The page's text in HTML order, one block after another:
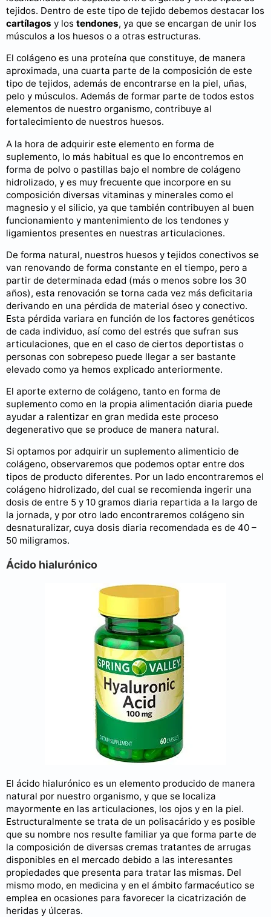
tejidos. Dentro de este tipo de tejido debemos destacar los
cartílagos y los tendones, ya que se encargan de unir los
músculos a los huesos o a otras estructuras.
El colágeno es una proteína que constituye, de manera
aproximada, una cuarta parte de la composición de este
tipo de tejidos, además de encontrarse en la piel, uñas,
pelo y músculos. Además de formar parte de todos estos
elementos de nuestro organismo, contribuye al
fortalecimiento de nuestros huesos.
A la hora de adquirir este elemento en forma de
suplemento, lo más habitual es que lo encontremos en
forma de polvo o pastillas bajo el nombre de colágeno
hidrolizado, y es muy frecuente que incorpore en su
composición diversas vitaminas y minerales como el
magnesio y el silicio, ya que también contribuyen al buen
funcionamiento y mantenimiento de los tendones y
ligamientos presentes en nuestras articulaciones.
De forma natural, nuestros huesos y tejidos conectivos se
van renovando de forma constante en el tiempo, pero a
partir de determinada edad (más o menos sobre los 30
años), esta renovación se torna cada vez más deficitaria
derivando en una pérdida de material óseo y conectivo.
Esta pérdida variara en función de los factores genéticos
de cada individuo, así como del estrés que sufran sus
articulaciones, que en el caso de ciertos deportistas o
personas con sobrepeso puede llegar a ser bastante
elevado como ya hemos explicado anteriormente.
El aporte externo de colágeno, tanto en forma de
suplemento como en la propia alimentación diaria puede
ayudar a ralentizar en gran medida este proceso
degenerativo que se produce de manera natural.
Si optamos por adquirir un suplemento alimenticio de
colágeno, observaremos que podemos optar entre dos
tipos de producto diferentes. Por un lado encontraremos el
colágeno hidrolizado, del cual se recomienda ingerir una
dosis de entre 5 y 10 gramos diaria repartida a la largo de
la jornada, y por otro lado encontraremos colágeno sin
desnaturalizar, cuya dosis diaria recomendada es de 40 –
50 miligramos.
Ácido hialurónico
El ácido hialurónico es un elemento producido de manera
natural por nuestro organismo, y que se localiza
mayormente en las articulaciones, los ojos y en la piel.
Estructuralmente se trata de un polisacárido y es posible
que su nombre nos resulte familiar ya que forma parte de
la composición de diversas cremas tratantes de arrugas
disponibles en el mercado debido a las interesantes
propiedades que presenta para tratar las mismas. Del
mismo modo, en medicina y en el ámbito farmacéutico se
emplea en ocasiones para favorecer la cicatrización de
heridas y úlceras.